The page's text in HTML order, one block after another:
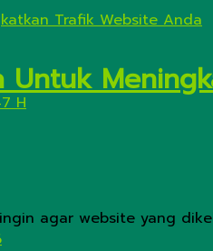
H
Untuk
agar website yang